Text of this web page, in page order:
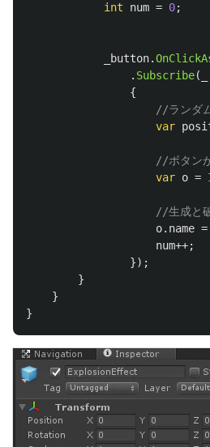
int
num = 0;
_button.
. Subscribe(
{
//ランダ
var
//ボタン
var o =
//生成と
o. name =
num++;
});
}
}
}